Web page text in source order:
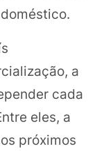
a
cada
eles, a
próximos